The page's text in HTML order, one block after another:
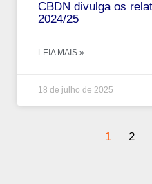
CBDN divulga os
2024/25
LEIA MAIS »
18 de julho de 2025
1 2